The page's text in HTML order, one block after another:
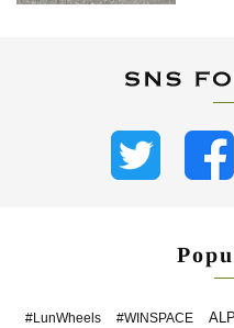
#LunWheels #WINSPACE